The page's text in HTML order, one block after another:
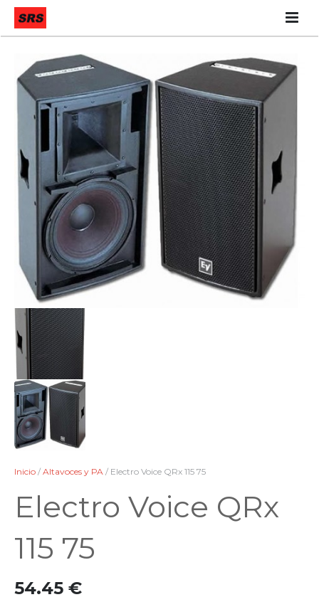
Quiénes Somos
Qué hacemos
Contáctanos
Nuestra Tienda
Inicio / Altavoces y PA / Electro Voice QRx 115 75
Electro Voice QRx
115 75
54.45 €